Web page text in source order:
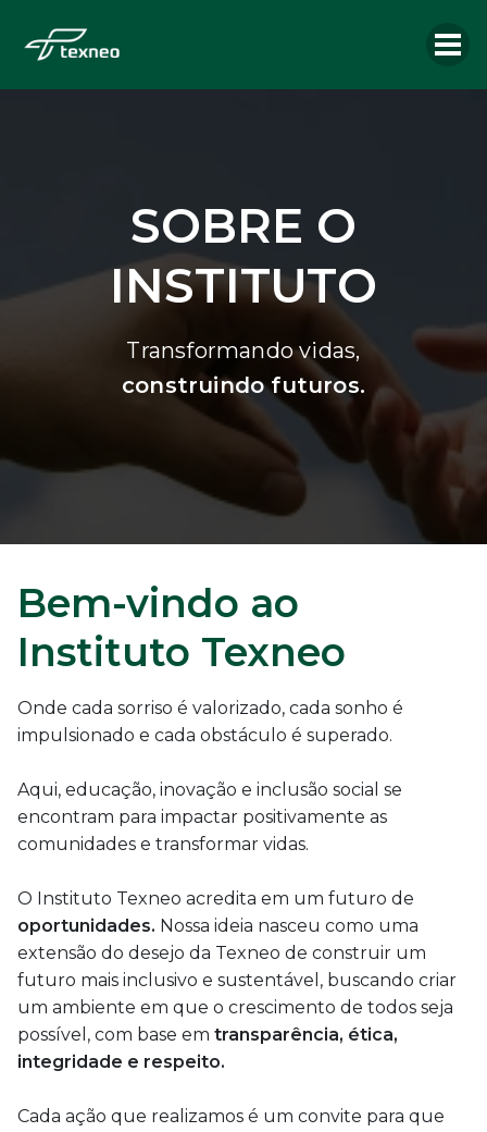
SOBRE O
INSTITUTO
Transformando vidas,
construindo futuros.
Bem-vindo ao
Instituto Texneo
Onde cada sorriso é valorizado, cada sonho é
impulsionado e cada obstáculo é superado.
Aqui, educação, inovação e inclusão social se
encontram para impactar positivamente as
comunidades e transformar vidas.
O Instituto Texneo acredita em um futuro de
oportunidades. Nossa ideia nasceu como uma
extensão do desejo da Texneo de construir um
futuro mais inclusivo e sustentável, buscando criar
um ambiente em que o crescimento de todos seja
possível, com base em transparência, ética,
integridade e respeito.
Cada ação que realizamos é um convite para que